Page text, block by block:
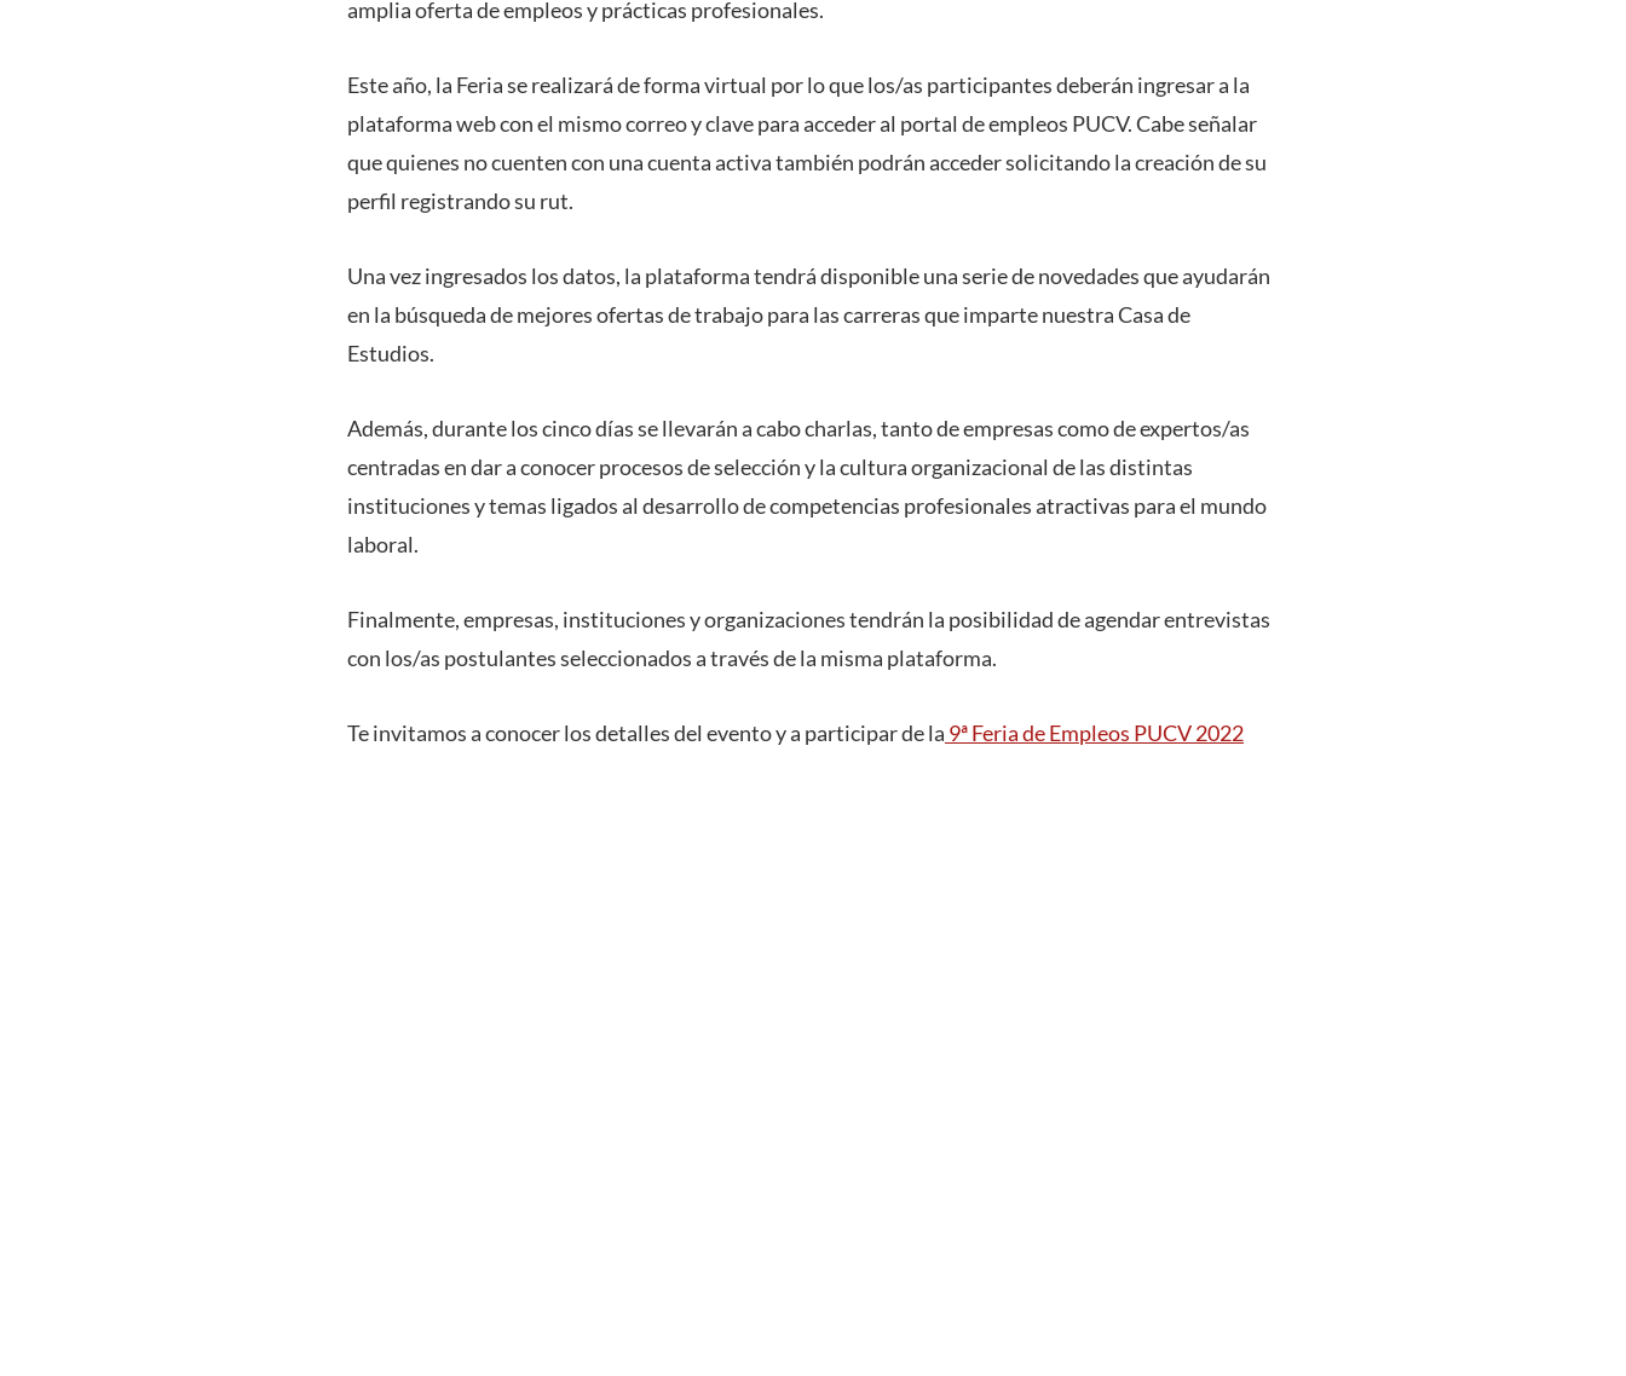
amplia oferta de empleos y prácticas profesionales.
Este año, la Feria se realizará de forma virtual por lo que los/as participantes deberán ingresar a la
plataforma web con el mismo correo y clave para acceder al portal de empleos PUCV. Cabe señalar
que quienes no cuenten con una cuenta activa también podrán acceder solicitando la creación de su
perfil registrando su rut.
Una vez ingresados los datos, la plataforma tendrá disponible una serie de novedades que ayudarán
en la búsqueda de mejores ofertas de trabajo para las carreras que imparte nuestra Casa de
Estudios.
Además, durante los cinco días se llevarán a cabo charlas, tanto de empresas como de expertos/as
centradas en dar a conocer procesos de selección y la cultura organizacional de las distintas
instituciones y temas ligados al desarrollo de competencias profesionales atractivas para el mundo
laboral.
Finalmente, empresas, instituciones y organizaciones tendrán la posibilidad de agendar entrevistas
con los/as postulantes seleccionados a través de la misma plataforma.
Te invitamos a conocer los detalles del evento y a participar de la 9ª Feria de Empleos PUCV 2022